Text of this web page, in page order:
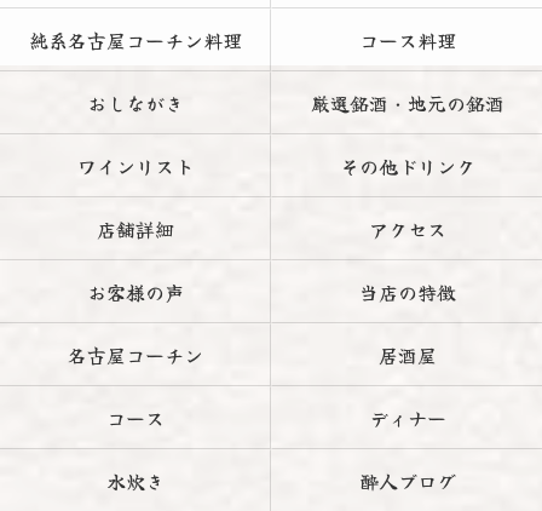
純系名古屋コーチン料理 コース料理
おしながき 厳選銘酒・地元の銘酒
ワインリスト その他ドリンク
店舗詳細 アクセス
お客様の声 当店の特徴
名古屋コーチン 居酒屋
コース ディナー
水炊き 酔人ブログ